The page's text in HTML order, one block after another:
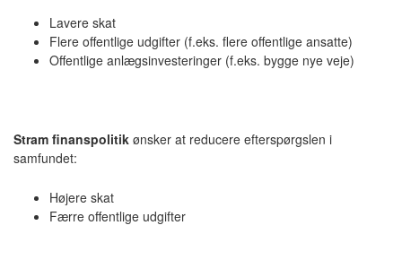
Lavere skat
Flere offentlige udgifter (f.eks. flere offentlige ansatte)
Offentlige anlægsinvesteringer (f.eks. bygge nye veje)
Stram finanspolitik ønsker at reducere efterspørgslen i
samfundet:
Højere skat
Færre offentlige udgifter